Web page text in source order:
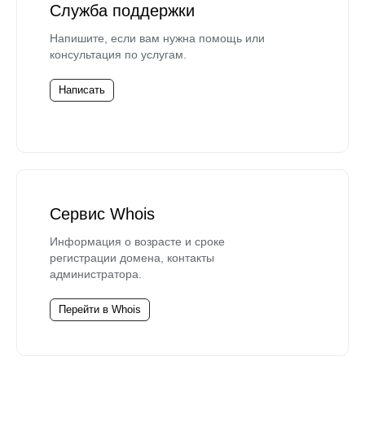
Служба поддержки
Напишите, если вам нужна помощь или
консультация по услугам.
Написать
Сервис Whois
Информация о возрасте и сроке
регистрации домена, контакты
администратора.
Перейти в Whois